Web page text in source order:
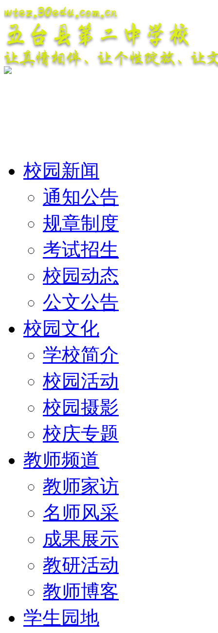
wtez.30edu.com.cn
五台县第二中学校
让真情相伴、让个性绽放、让
校园新闻
通知公告
规章制度
考试招生
校园动态
公文公告
校园文化
学校简介
校园活动
校园摄影
校庆专题
教师频道
教师家访
名师风采
成果展示
教研活动
教师博客
学生园地